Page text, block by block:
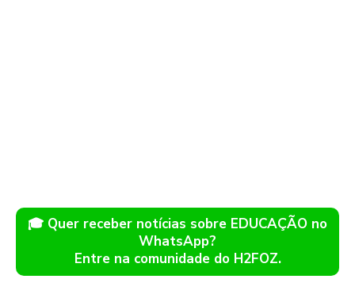
🎓 Quer receber notícias sobre EDUCAÇÃO no
WhatsApp?
Entre na comunidade do H2FOZ.